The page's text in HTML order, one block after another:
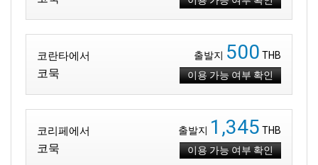
코란타에서
코묵
출발지 500 THB
이용 가능 여부 확인
코리페에서
코묵
출발지 1,345 THB
이용 가능 여부 확인